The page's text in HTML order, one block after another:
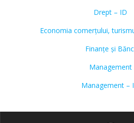
Drept – ID
Economia comerțului,
Finanțe și
Management
Management –